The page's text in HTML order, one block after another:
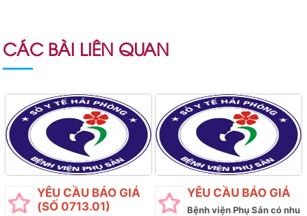
CÁC BÀI LIÊN QUAN
YÊU CẦU BÁO GIÁ
(SỐ 0713.01)
YÊU CẦU BÁO GIÁ
Bệnh viện Phụ Sản có nhu